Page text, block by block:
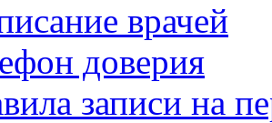
врачей
доверия
записи на